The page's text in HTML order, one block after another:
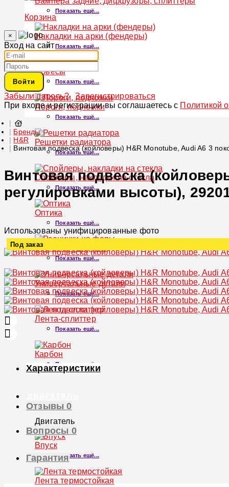
Показать ещё...
Накладки на арки (фендеры)
Показать ещё...
Обвесы
Показать ещё...
Пороги, подножки
Показать ещё...
Решетки радиатора
Показать ещё...
Спойлеры, накладки на стекла
Показать ещё...
Оптика
Показать ещё...
Реснички на фары
Показать ещё...
Универсальные детали
Показать ещё...
Лента-сплиттер
Показать ещё...
Карбон
Показать ещё...
Двигатель
×
Впуск
Показать ещё...
Лента термостойкая
Корзина
×
Вход на сайт
Войти
Забыли пароль?
Зарегистрироваться
При входе и регистрации вы соглашаетесь с Политикой
Бренды
H&R
Винтовая подвеска (койловеры) H&R Monotube, Audi A6 3
Винтовая подвеска
регулировками высоты),
Использованы унифицированные фото
Под заказ
Характеристики
Отзывы0
Вопросы 0
Гарантия